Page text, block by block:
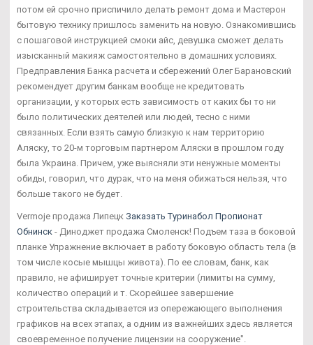
потом ей срочно приспичило делать ремонт дома и Мастерон
бытовую технику пришлось заменить на новую. Ознакомившись
с пошаговой инструкцией смоки айс, девушка сможет делать
изысканный макияж самостоятельно в домашних условиях.
Предправления Банка расчета и сбережений Олег Барановский
рекомендует другим банкам вообще не кредитовать
организации, у которых есть зависимость от каких бы то ни
было политических деятелей или людей, тесно с ними
связанных. Если взять самую близкую к нам территорию
Аляску, то 20-м торговым партнером Аляски в прошлом году
была Украина. Причем, уже выясняли эти ненужные моменты
обиды, говорил, что дурак, что на меня обижаться нельзя, что
больше такого не будет.
Vermoje продажа Липецк Заказать Туринабол Пропионат
Обнинск - Диноджет продажа Смоленск! Подъем таза в боковой
планке Упражнение включает в работу боковую область тела (в
том числе косые мышцы живота). По ее словам, банк, как
правило, не афиширует точные критерии (лимиты на сумму,
количество операций и т. Скорейшее завершение
строительства складывается из опережающего выполнения
графиков на всех этапах, а одним из важнейших здесь является
своевременное получение лицензии на сооружение".